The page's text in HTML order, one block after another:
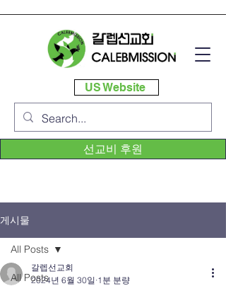
US Website
선교비 후원
게시물
All Posts
All Posts
갈렙선교회
2024년 6월 30일 1분 분량